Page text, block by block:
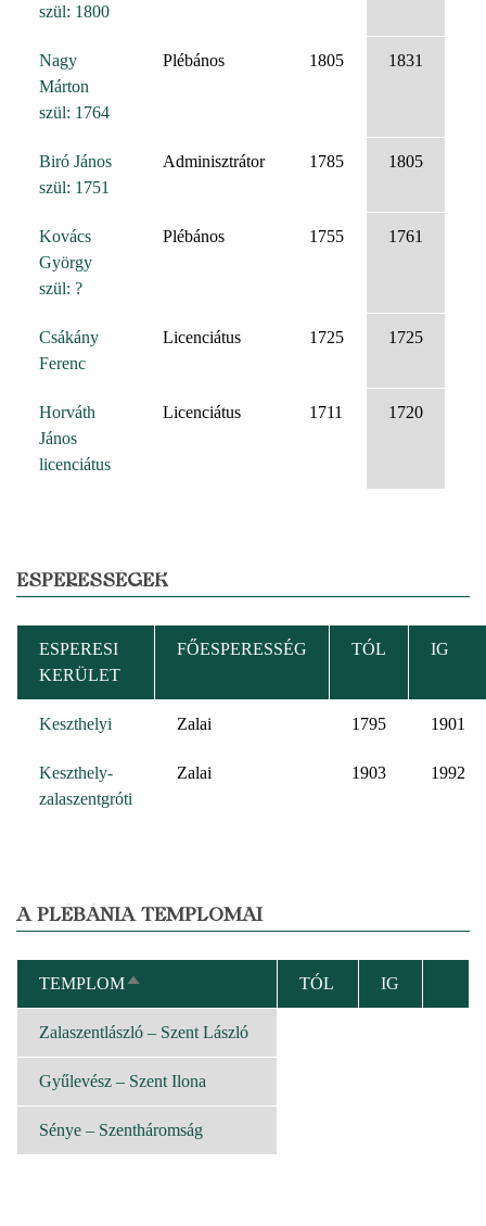
szül: 1800
Nagy
Márton
szül: 1764
Plébános 1805 1831
Biró János
szül: 1751
Adminisztrátor 1785 1805
Kovács
György
szül: ?
Plébános 1755 1761
Csákány
Ferenc
Licenciátus 1725 1725
Horváth
János
licenciátus
Licenciátus 1711 1720
ESPERESSÉGEK
ESPERESI
KERÜLET
FŐESPERESSÉG TÓL IG
Keszthelyi Zalai 1795 1901
Keszthely-
zalaszentgróti
Zalai 1903 1992
A PLÉBÁNIA TEMPLOMAI
TEMPLOMCSÖKKENŐ
RENDEZÉS
TÓL IG
Zalaszentlászló – Szent László
Gyűlevész – Szent Ilona
Sénye – Szentháromság